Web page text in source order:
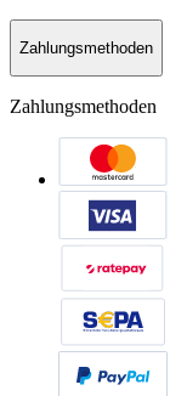
Zahlungsmethoden
Zahlungsmethoden